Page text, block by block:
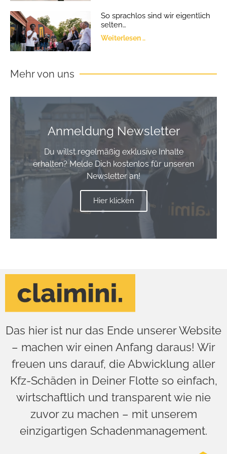
So sprachlos sind wir eigentlich
selten…
Weiterlesen ..
Mehr von uns
Anmeldung Newsletter
Du willst regelmäßig exklusive Inhalte
erhalten? Melde Dich kostenlos für unseren
Newsletter an!
Hier klicken
Das hier ist nur das Ende unserer Website
– machen wir einen Anfang daraus! Wir
freuen uns darauf, die Abwicklung aller
Kfz-Schäden in Deiner Flotte so einfach,
wirtschaftlich und transparent wie nie
zuvor zu machen – mit unserem
einzigartigen Schadenmanagement.